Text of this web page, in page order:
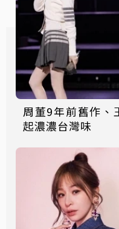
周董9年前舊作、
起濃濃台灣味